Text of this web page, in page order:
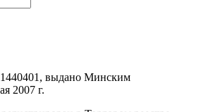
выдано Минским
2007 г.